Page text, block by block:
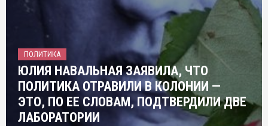
ПОЛИТИКА
ЮЛИЯ НАВАЛЬНАЯ ЗАЯВИЛА, ЧТО
ПОЛИТИКА ОТРАВИЛИ В КОЛОНИИ —
ЭТО, ПО ЕЕ СЛОВАМ, ПОДТВЕРДИЛИ ДВЕ
ЛАБОРАТОРИИ